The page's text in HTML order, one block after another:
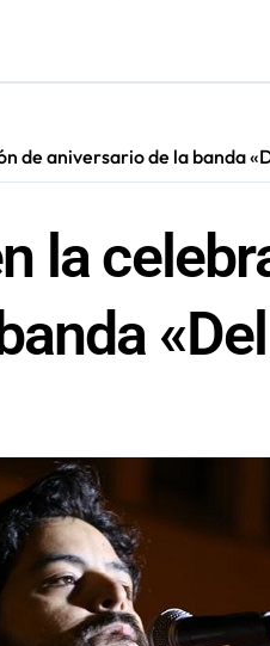
de aniversario de la banda
la